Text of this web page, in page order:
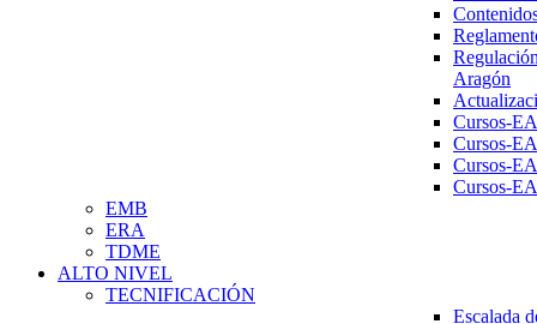
Aragón
Cursos-
Cursos-
Cursos-
Cursos-
EMB
ERA
TDME
ALTO NIVEL
TECNIFICACIÓN
Escalada